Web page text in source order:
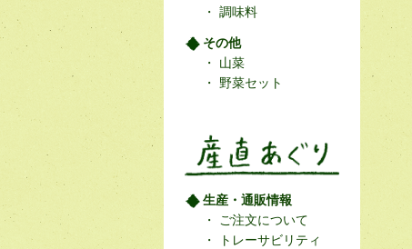
調味料
その他
山菜
野菜セット
生産・通販情報
ご注文について
トレーサビリティ